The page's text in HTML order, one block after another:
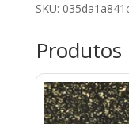
SKU:
Produtos